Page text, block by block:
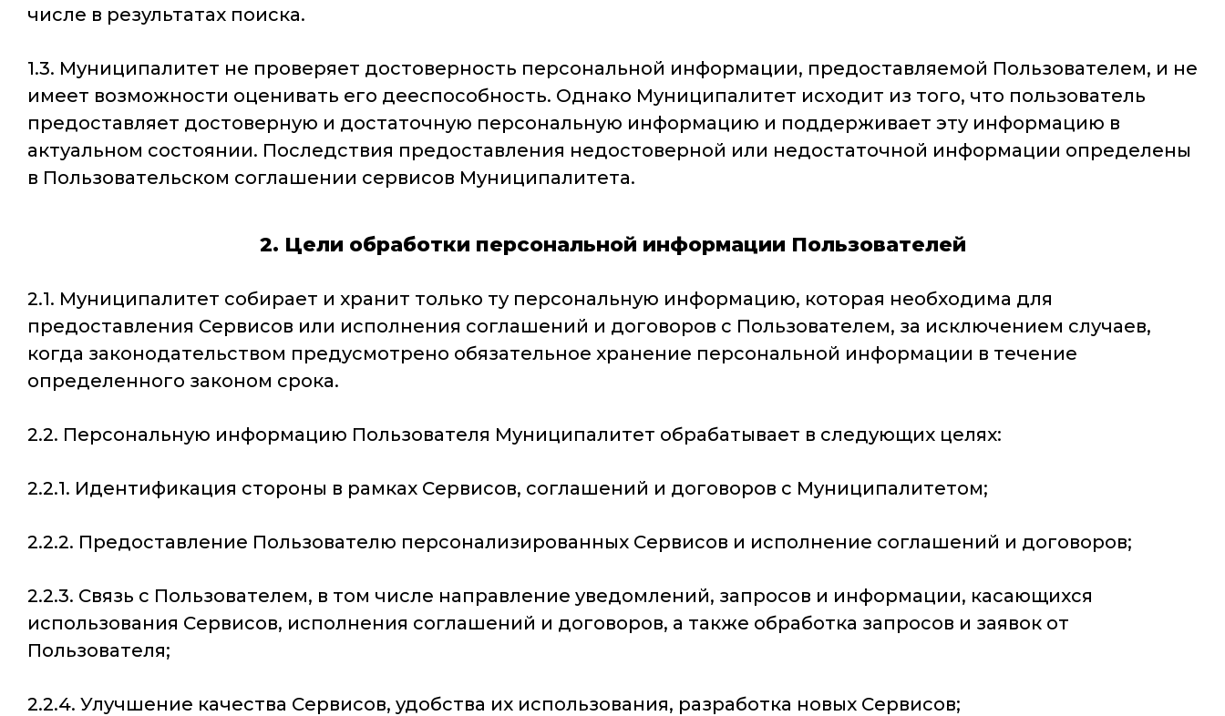
числе в результатах поиска.
1.3. Муниципалитет не проверяет достоверность персональной информации, предоставляемой Пользователем, и не
имеет возможности оценивать его дееспособность. Однако Муниципалитет исходит из того, что пользователь
предоставляет достоверную и достаточную персональную информацию и поддерживает эту информацию в
актуальном состоянии. Последствия предоставления недостоверной или недостаточной информации определены
в Пользовательском соглашении сервисов Муниципалитета.
2. Цели обработки персональной информации Пользователей
2.1. Муниципалитет собирает и хранит только ту персональную информацию, которая необходима для
предоставления Сервисов или исполнения соглашений и договоров с Пользователем, за исключением случаев,
когда законодательством предусмотрено обязательное хранение персональной информации в течение
определенного законом срока.
2.2. Персональную информацию Пользователя Муниципалитет обрабатывает в следующих целях:
2.2.1. Идентификация стороны в рамках Сервисов, соглашений и договоров с Муниципалитетом;
2.2.2. Предоставление Пользователю персонализированных Сервисов и исполнение соглашений и договоров;
2.2.3. Связь с Пользователем, в том числе направление уведомлений, запросов и информации, касающихся
использования Сервисов, исполнения соглашений и договоров, а также обработка запросов и заявок от
Пользователя;
2.2.4. Улучшение качества Сервисов, удобства их использования, разработка новых Сервисов;